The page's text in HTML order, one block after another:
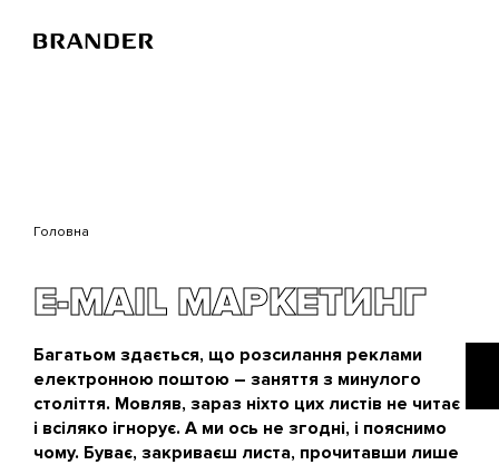
Головна
E-MAIL МАРКЕТИНГ
Багатьом здається, що розсилання реклами
електронною поштою – заняття з минулого
століття. Мовляв, зараз ніхто цих листів не читає
і всіляко ігнорує. А ми ось не згодні, і пояснимо
чому. Буває, закриваєш листа, прочитавши лише